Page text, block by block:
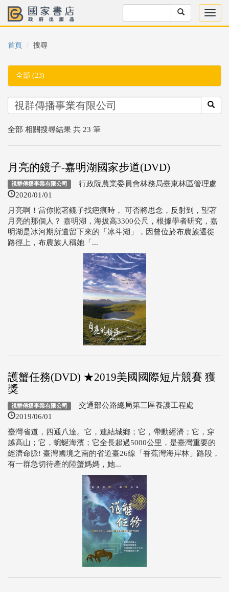
首頁 搜尋
全部 (23)
全部 相關搜尋結果 共 23 筆
月亮的鏡子-嘉明湖國家步道(DVD)
視群傳播事業有限公司 行政院農業委員會林務局臺東林區管理處
2020/01/01
月亮啊！當你照著鏡子找疤痕時， 可否將思念，反射到，望著
月亮的那個人？ 嘉明湖，海拔高3300公尺，根據學者研究，嘉
明湖是冰河期所遺留下來的「冰斗湖」，因曾位於布農族遷徙
路徑上，布農族人稱她「...
護蟹任務(DVD) ★2019美國國際短片競賽 獲
獎
視群傳播事業有限公司 交通部公路總局第三區養護工程處
2019/06/01
臺灣省道，四通八達。它，連結城鄉；它，帶動經濟；它，穿
越高山；它，蜿蜒海濱；它全長超過5000公里，是臺灣重要的
經濟命脈! 臺灣國境之南的省道臺26線「香蕉灣海岸林」路段，
有一群急切待產的陸蟹媽媽，她...